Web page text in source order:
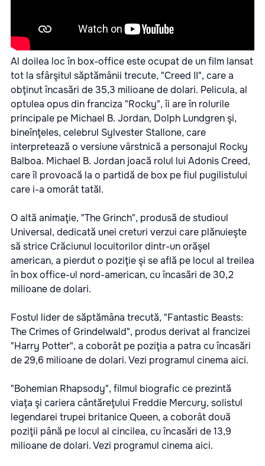
Al doilea loc în box-office este ocupat de un film lansat
tot la sfârşitul săptămânii trecute, "Creed II", care a
obţinut încasări de 35,3 milioane de dolari. Pelicula, al
optulea opus din franciza "Rocky", îi are în rolurile
principale pe Michael B. Jordan, Dolph Lundgren şi,
bineînţeles, celebrul Sylvester Stallone, care
interpretează o versiune vârstnică a personajul Rocky
Balboa. Michael B. Jordan joacă rolul lui Adonis Creed,
care îl provoacă la o partidă de box pe fiul pugilistului
care i-a omorât tatăl.
O altă animaţie, "The Grinch", produsă de studioul
Universal, dedicată unei creturi verzui care plănuieşte
să strice Crăciunul locuitorilor dintr-un orăşel
american, a pierdut o poziţie şi se află pe locul al treilea
în box office-ul nord-american, cu încasări de 30,2
milioane de dolari.
Fostul lider de săptămâna trecută, "Fantastic Beasts:
The Crimes of Grindelwald", produs derivat al francizei
"Harry Potter", a coborât pe poziţia a patra cu încasări
de 29,6 milioane de dolari. Vezi programul cinema aici.
"Bohemian Rhapsody", filmul biografic ce prezintă
viaţa şi cariera cântăreţului Freddie Mercury, solistul
legendarei trupei britanice Queen, a coborât două
poziţii până pe locul al cincilea, cu încasări de 13,9
milioane de dolari. Vezi programul cinema aici.